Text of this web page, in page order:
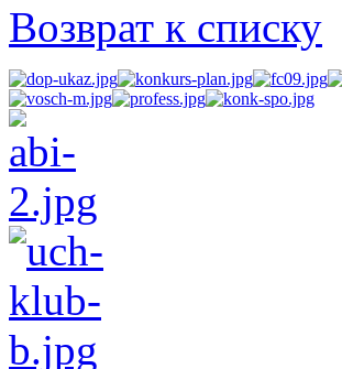
Возврат к списку